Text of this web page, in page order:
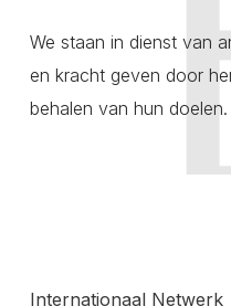
We staan in dienst van
en kracht geven door
behalen van hun doelen.
Internationaal Netwerk